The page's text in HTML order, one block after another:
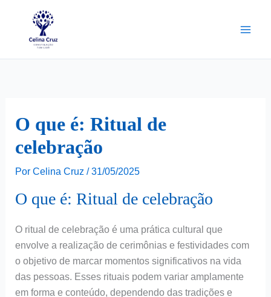
O que é: Ritual de
celebração
Por Celina Cruz / 31/05/2025
O que é: Ritual de celebração
O ritual de celebração é uma prática cultural que
envolve a realização de cerimônias e festividades com
o objetivo de marcar momentos significativos na vida
das pessoas. Esses rituais podem variar amplamente
em forma e conteúdo, dependendo das tradições e